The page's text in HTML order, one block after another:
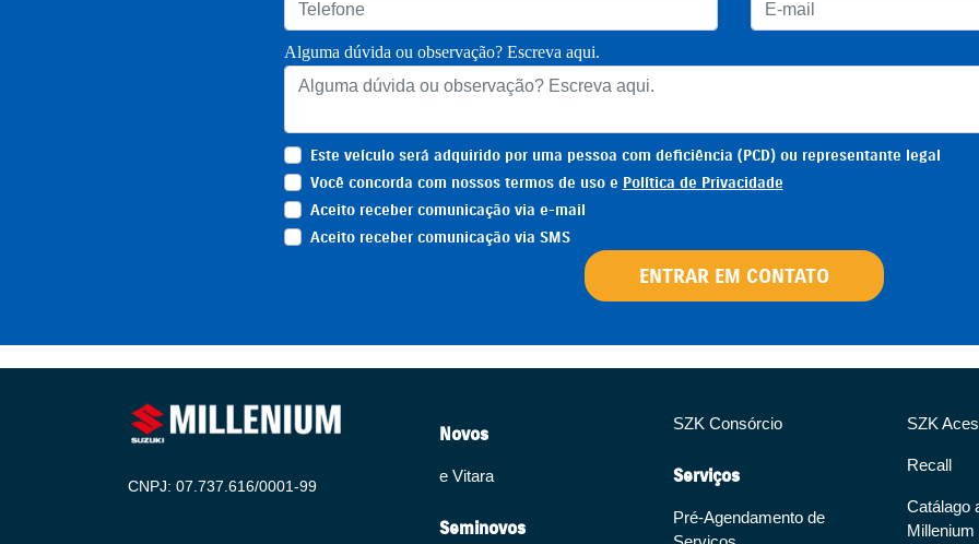
Alguma dúvida ou observação? Escreva aqui.
Este veículo será adquirido por uma pessoa com deficiência (PCD) ou representante legal
Você concorda com nossos termos de uso e Política de Privacidade
Aceito receber comunicação via e-mail
Aceito receber comunicação via SMS
ENTRAR EM CONTATO
CNPJ: 07.737.616/0001-99
Novos
e Vitara
Seminovos
SZK Consórcio
Serviços
Pré-Agendamento de
SZK
Recall
Catálago
Millenium